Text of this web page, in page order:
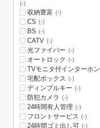
(-)
収納豊富 (-)
CS (-)
BS (-)
CATV (-)
光ファイバー (-)
オートロック (-)
TVモニタ付インターホン
宅配ボックス (-)
ディンプルキー (-)
防犯カメラ (-)
24時間有人管理 (-)
フロントサービス (-)
24時間ゴミ出し可 (-)